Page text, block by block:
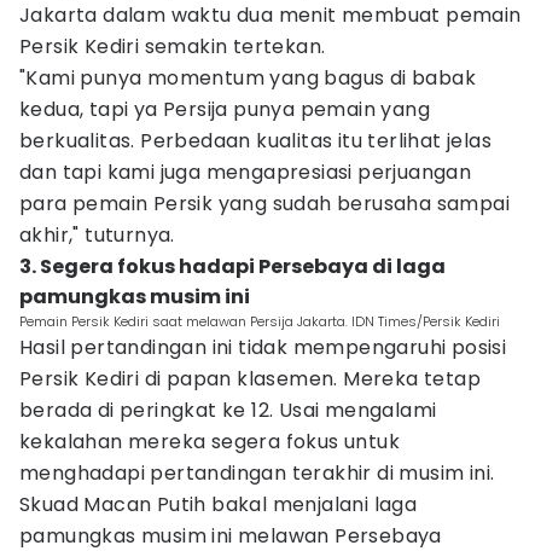
Jakarta dalam waktu dua menit membuat pemain
Persik Kediri semakin tertekan.
"Kami punya momentum yang bagus di babak
kedua, tapi ya Persija punya pemain yang
berkualitas. Perbedaan kualitas itu terlihat jelas
dan tapi kami juga mengapresiasi perjuangan
para pemain Persik yang sudah berusaha sampai
akhir," tuturnya.
3. Segera fokus hadapi Persebaya di laga
pamungkas musim ini
Pemain Persik Kediri saat melawan Persija Jakarta. IDN Times/Persik Kediri
Hasil pertandingan ini tidak mempengaruhi posisi
Persik Kediri di papan klasemen. Mereka tetap
berada di peringkat ke 12. Usai mengalami
kekalahan mereka segera fokus untuk
menghadapi pertandingan terakhir di musim ini.
Skuad Macan Putih bakal menjalani laga
pamungkas musim ini melawan Persebaya